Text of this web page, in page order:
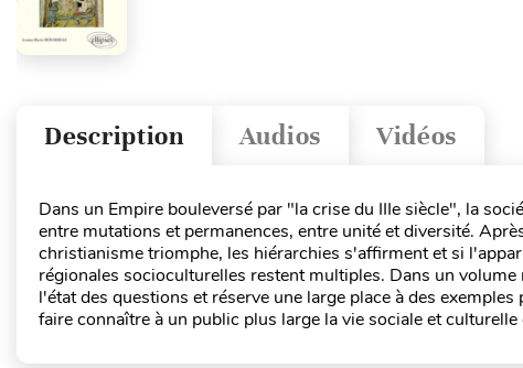
Vidéos
Audios
Description
Dans un Empire bouleversé par "la crise du IIIe siècle", la
entre mutations et permanences, entre unité et diversité.
christianisme triomphe, les hiérarchies s'affirment et si
régionales socioculturelles restent multiples. Dans un
l'état des questions et réserve une large place à des
faire connaître à un public plus large la vie sociale et